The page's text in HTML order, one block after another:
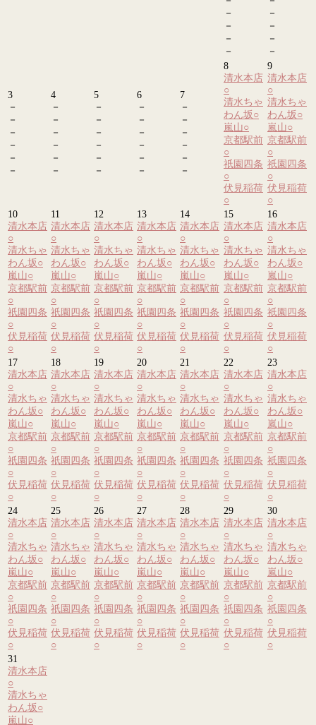
－
－
－
－
－
－
－
－
3
－
－
－
－
－
－
4
－
－
－
－
－
－
5
－
－
－
－
－
－
6
－
－
－
－
－
－
7
－
－
－
－
－
－
8
清水本店
○
清水ちゃ
わん坂○
嵐山○
京都駅前
○
祇園四条
○
伏見稲荷
○
9
清水本店
○
清水ちゃ
わん坂○
嵐山○
京都駅前
○
祇園四条
○
伏見稲荷
○
10
清水本店
○
清水ちゃ
わん坂○
嵐山○
京都駅前
○
祇園四条
○
伏見稲荷
○
11
清水本店
○
清水ちゃ
わん坂○
嵐山○
京都駅前
○
祇園四条
○
伏見稲荷
○
12
清水本店
○
清水ちゃ
わん坂○
嵐山○
京都駅前
○
祇園四条
○
伏見稲荷
○
13
清水本店
○
清水ちゃ
わん坂○
嵐山○
京都駅前
○
祇園四条
○
伏見稲荷
○
14
清水本店
○
清水ちゃ
わん坂○
嵐山○
京都駅前
○
祇園四条
○
伏見稲荷
○
15
清水本店
○
清水ちゃ
わん坂○
嵐山○
京都駅前
○
祇園四条
○
伏見稲荷
○
16
清水本店
○
清水ちゃ
わん坂○
嵐山○
京都駅前
○
祇園四条
○
伏見稲荷
○
17
清水本店
○
清水ちゃ
わん坂○
嵐山○
京都駅前
○
祇園四条
○
伏見稲荷
○
18
清水本店
○
清水ちゃ
わん坂○
嵐山○
京都駅前
○
祇園四条
○
伏見稲荷
○
19
清水本店
○
清水ちゃ
わん坂○
嵐山○
京都駅前
○
祇園四条
○
伏見稲荷
○
20
清水本店
○
清水ちゃ
わん坂○
嵐山○
京都駅前
○
祇園四条
○
伏見稲荷
○
21
清水本店
○
清水ちゃ
わん坂○
嵐山○
京都駅前
○
祇園四条
○
伏見稲荷
○
22
清水本店
○
清水ちゃ
わん坂○
嵐山○
京都駅前
○
祇園四条
○
伏見稲荷
○
23
清水本店
○
清水ちゃ
わん坂○
嵐山○
京都駅前
○
祇園四条
○
伏見稲荷
○
24
清水本店
○
清水ちゃ
わん坂○
嵐山○
京都駅前
○
祇園四条
○
伏見稲荷
○
25
清水本店
○
清水ちゃ
わん坂○
嵐山○
京都駅前
○
祇園四条
○
伏見稲荷
○
26
清水本店
○
清水ちゃ
わん坂○
嵐山○
京都駅前
○
祇園四条
○
伏見稲荷
○
27
清水本店
○
清水ちゃ
わん坂○
嵐山○
京都駅前
○
祇園四条
○
伏見稲荷
○
28
清水本店
○
清水ちゃ
わん坂○
嵐山○
京都駅前
○
祇園四条
○
伏見稲荷
○
29
清水本店
○
清水ちゃ
わん坂○
嵐山○
京都駅前
○
祇園四条
○
伏見稲荷
○
30
清水本店
○
清水ちゃ
わん坂○
嵐山○
京都駅前
○
祇園四条
○
伏見稲荷
○
31
清水本店
○
清水ちゃ
わん坂○
嵐山○